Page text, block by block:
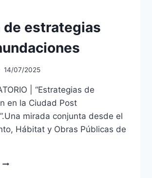
de estrategias
14/07/2025
| “Estrategias de
en la Ciudad Post
mirada conjunta desde el
Hábitat y Obras Públicas de